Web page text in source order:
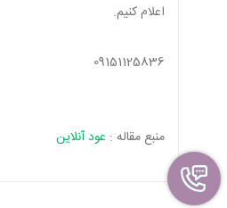
اعلام کنیم.
09151125836
منبع مقاله : عود آنلاین